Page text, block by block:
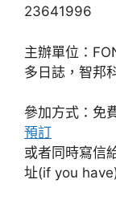
23641996
主辦單位：
多日誌，智邦
參加方式：免
預訂
或者同時寫信
址(if you